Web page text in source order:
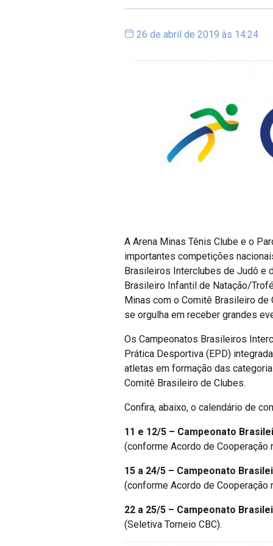
26 de abril de 2019 às 14:24
A Arena Minas Tênis Clube e o
importantes competições
Brasileiros Interclubes de Judô e
Brasileiro Infantil de Natação/
Minas com o Comitê Brasileiro
se orgulha em receber grandes
Os Campeonatos Brasileiros
Prática Desportiva (EPD)
atletas em formação das
Comitê Brasileiro de Clubes.
Confira, abaixo, o calendário de
11 e 12/5 – Campeonato
(conforme Acordo de Cooperação
15 a 24/5 – Campeonato
(conforme Acordo de Cooperação
22 a 25/5 – Campeonato
(Seletiva Torneio CBC).